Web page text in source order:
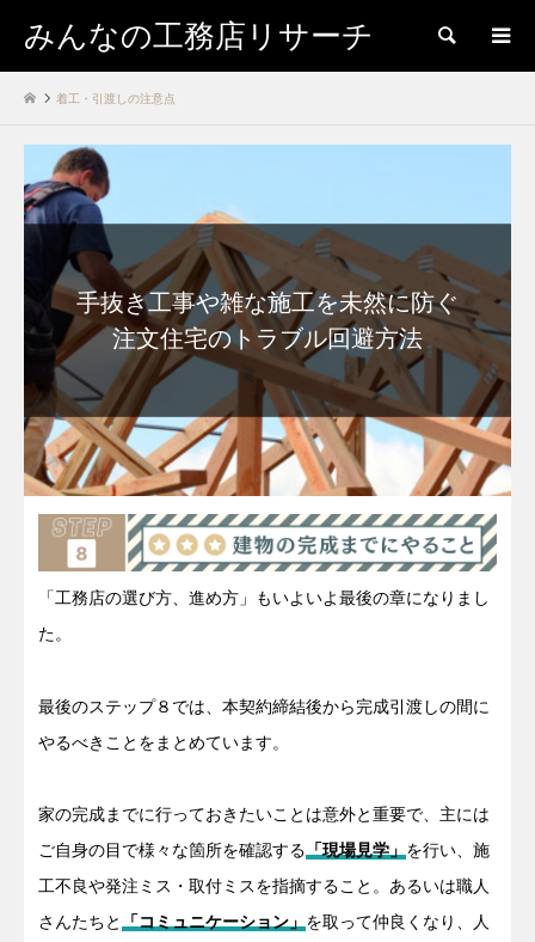
みんなの工務店リサーチ 検索
着工・引渡しの注意点
手抜き工事や雑な施工を未然に防ぐ
注文住宅のトラブル回避方法
「工務店の選び方、進め方」もいよいよ最後の章になりまし
た。
最後のステップ８では、本契約締結後から完成引渡しの間に
やるべきことをまとめています。
家の完成までに行っておきたいことは意外と重要で、主には
ご自身の目で様々な箇所を確認する「現場見学」を行い、施
工不良や発注ミス・取付ミスを指摘すること。あるいは職人
さんたちと「コミュニケーション」を取って仲良くなり、人